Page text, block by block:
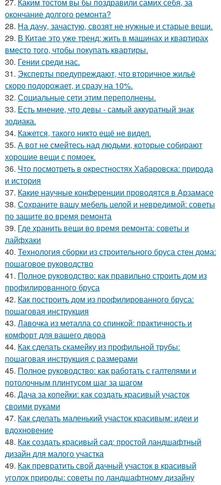
окончание долгого ремонта?
28. На дачу, зачастую, свозят не нужные и старые вещи.
29. В Китае это уже тренд: жить в машинах и квартирах
вместо того, чтобы покупать квартиры.
30. Гении среди нас.
31. Эксперты предупреждают, что вторичное жильё
скоро подорожает, и сразу на 10%.
32. Социальные сети этим переполнены.
33. Есть мнение, что девы - самый аккуратный знак
зодиака.
34. Кажется, такого никто ещё не видел.
35. А вот не смейтесь над людьми, которые собирают
хорошие вещи с помоек.
36. Что посмотреть в окрестностях Хабаровска: природа
и история
37. Какие научные конференции проводятся в Арзамасе
38. Сохраните вашу мебель целой и невредимой: советы
по защите во время ремонта
39. Где хранить вещи во время ремонта: советы и
лайфхаки
40. Технология сборки из строительного бруса стен дома:
пошаговое руководство
41. Полное руководство: как правильно строить дом из
профилированного бруса
42. Как построить дом из профилированного бруса:
пошаговая инструкция
43. Лавочка из металла со спинкой: практичность и
комфорт для вашего двора
44. Как сделать скамейку из профильной трубы:
пошаговая инструкция с размерами
45. Полное руководство: как работать с галтелями и
потолочным плинтусом шаг за шагом
46. Дача за копейки: как создать красивый участок
своими руками
47. Как сделать маленький участок красивым: идеи и
вдохновение
48. Как создать красивый сад: простой ландшафтный
дизайн для малого участка
49. Как превратить свой дачный участок в красивый
уголок природы: советы по ландшафтному дизайну